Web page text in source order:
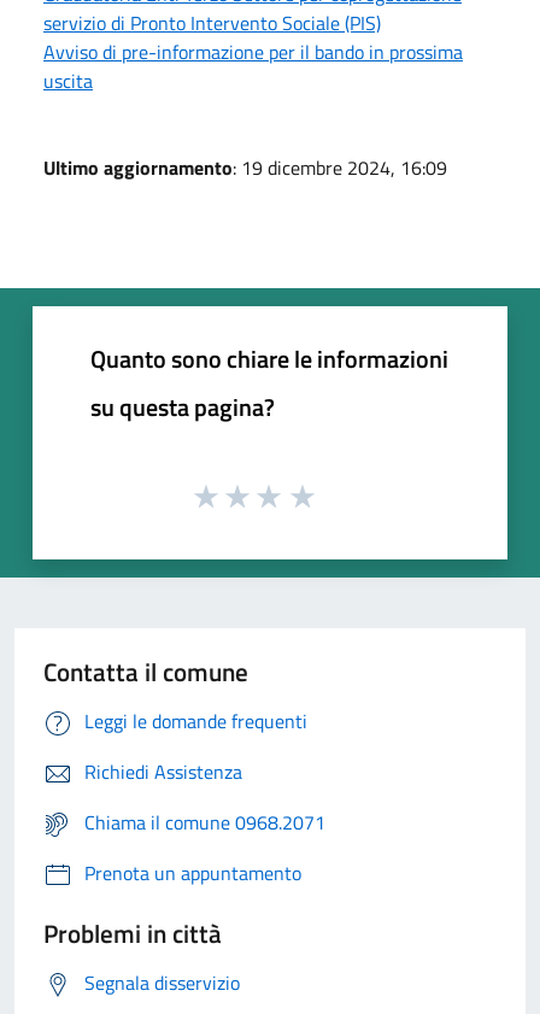
servizio di Pronto Intervento Sociale (PIS)
Avviso di pre-informazione per il bando in prossima
uscita
Ultimo aggiornamento: 19 dicembre 2024, 16:09
Quanto sono chiare le informazioni
su questa pagina?
Contatta il comune
Leggi le domande frequenti
Richiedi Assistenza
Chiama il comune 0968.2071
Prenota un appuntamento
Problemi in città
Segnala disservizio